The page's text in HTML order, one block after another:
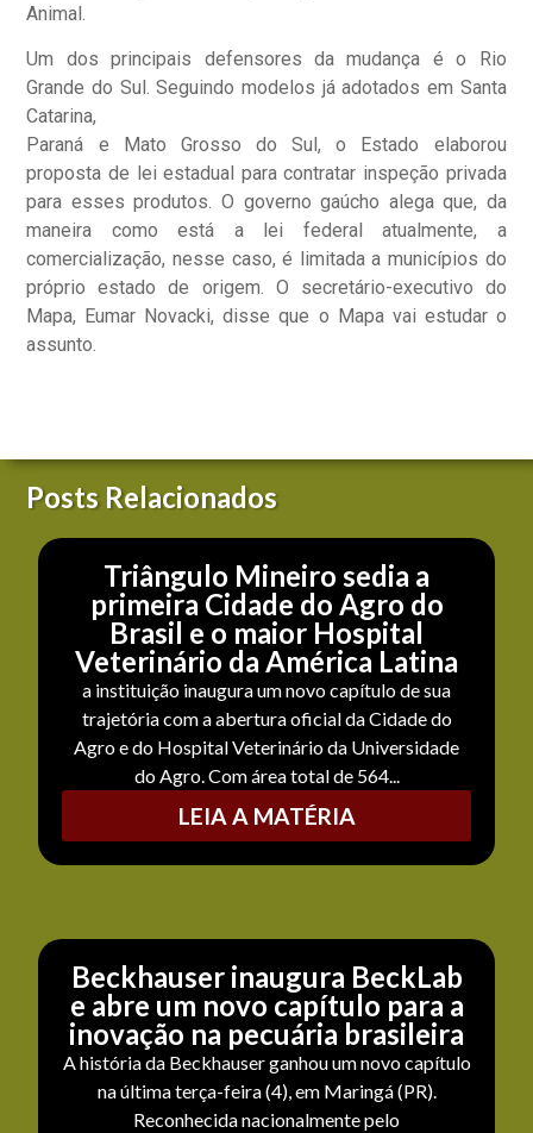
Animal.
Um dos principais defensores da mudança é o Rio
Grande do Sul. Seguindo modelos já adotados em Santa
Catarina,
Paraná e Mato Grosso do Sul, o Estado elaborou
proposta de lei estadual para contratar inspeção privada
para esses produtos. O governo gaúcho alega que, da
maneira como está a lei federal atualmente, a
comercialização, nesse caso, é limitada a municípios do
próprio estado de origem. O secretário-executivo do
Mapa, Eumar Novacki, disse que o Mapa vai estudar o
assunto.
Posts Relacionados
Triângulo Mineiro sedia a
primeira Cidade do Agro do
Brasil e o maior Hospital
Veterinário da América Latina
a instituição inaugura um novo capítulo de sua
trajetória com a abertura oficial da Cidade do
Agro e do Hospital Veterinário da Universidade
do Agro. Com área total de 564...
LEIA A MATÉRIA
Beckhauser inaugura BeckLab
e abre um novo capítulo para a
inovação na pecuária brasileira
A história da Beckhauser ganhou um novo capítulo
na última terça-feira (4), em Maringá (PR).
Reconhecida nacionalmente pelo